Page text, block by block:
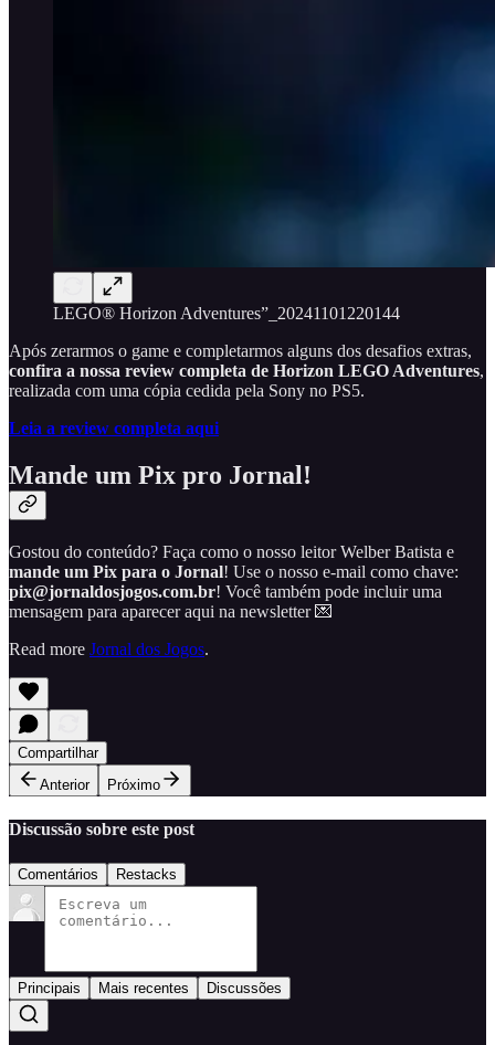
LEGO® Horizon Adventures”_20241101220144
Após zerarmos o game e completarmos alguns dos desafios extras,
confira a nossa review completa de Horizon LEGO Adventures,
realizada com uma cópia cedida pela Sony no PS5.
Leia a review completa aqui
Mande um Pix pro Jornal!
Gostou do conteúdo? Faça como o nosso leitor Welber Batista e
mande um Pix para o Jornal! Use o nosso e-mail como chave:
pix@jornaldosjogos.com.br! Você também pode incluir uma
mensagem para aparecer aqui na newsletter 💌
Read more Jornal dos Jogos.
Compartilhar
Anterior
Próximo
Discussão sobre este post
Comentários Restacks
Principais Mais recentes Discussões